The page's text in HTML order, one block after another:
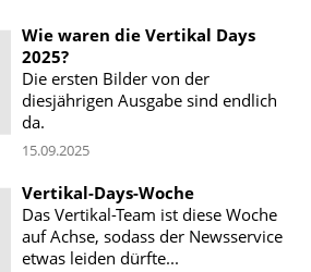
Wie waren die Vertikal Days
2025?
Die ersten Bilder von der
diesjährigen Ausgabe sind endlich
da.
15.09.2025
Vertikal-Days-Woche
Das Vertikal-Team ist diese Woche
auf Achse, sodass der Newsservice
etwas leiden dürfte...